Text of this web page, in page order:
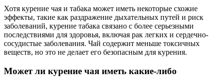
Хотя курение чая и табака может иметь некоторые схожие
эффекты, такие как раздражение дыхательных путей и риск
заболеваний, курение табака связано с более серьезными
последствиями для здоровья, включая рак легких и сердечно-
сосудистые заболевания. Чай содержит меньше токсичных
веществ, но это не делает его безопасным для курения.
Может ли курение чая иметь какие-либо